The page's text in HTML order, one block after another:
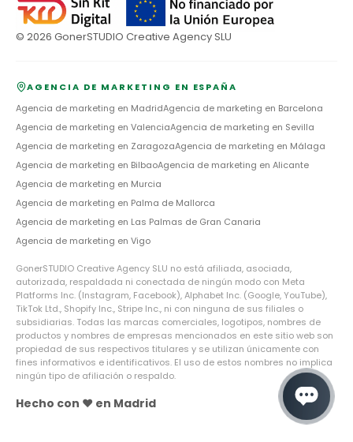
© 2026 GonerSTUDIO Creative Agency SLU
AGENCIA DE MARKETING EN ESPAÑA
Agencia de marketing en MadridAgencia de marketing en Barcelona
Agencia de marketing en ValenciaAgencia de marketing en Sevilla
Agencia de marketing en ZaragozaAgencia de marketing en Málaga
Agencia de marketing en BilbaoAgencia de marketing en Alicante
Agencia de marketing en Murcia
Agencia de marketing en Palma de Mallorca
Agencia de marketing en Las Palmas de Gran Canaria
Agencia de marketing en Vigo
GonerSTUDIO Creative Agency SLU no está afiliada, asociada,
autorizada, respaldada ni conectada de ningún modo con Meta
Platforms Inc. (Instagram, Facebook), Alphabet Inc. (Google, YouTube),
TikTok Ltd., Shopify Inc., Stripe Inc., ni con ninguna de sus filiales o
subsidiarias. Todas las marcas comerciales, logotipos, nombres de
productos y nombres de empresas mencionados en este sitio web son
propiedad de sus respectivos titulares y se utilizan únicamente con
fines informativos e identificativos. El uso de estos nombres no implica
ningún tipo de afiliación o respaldo.
Hecho con ❤️ en Madrid